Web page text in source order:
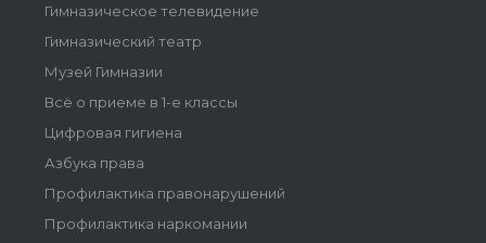
Гимназическое телевидение
Гимназический театр
Музей Гимназии
Всё о приеме в 1-е классы
Цифровая гигиена
Азбука права
Профилактика правонарушений
Профилактика наркомании